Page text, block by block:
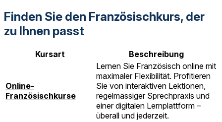
Finden Sie den Französischkurs, der
zu Ihnen passt
Kursart Beschreibung
Online-
Französischkurse
Lernen Sie Französisch online mit
maximaler Flexibilität. Profitieren
Sie von interaktiven Lektionen,
regelmässiger Sprechpraxis und
einer digitalen Lernplattform –
überall und jederzeit.